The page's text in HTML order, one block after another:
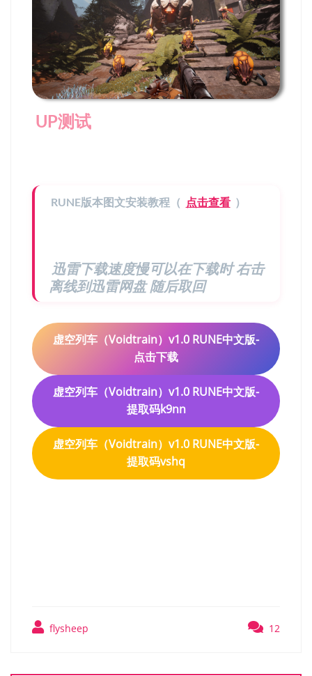
UP测试
RUNE版本图文安装教程（ 点击查看 ）
迅雷下载速度慢可以在下载时 右击
离线到迅雷网盘 随后取回
虚空列车（Voidtrain）v1.0 RUNE中文版-
点击下载
虚空列车（Voidtrain）v1.0 RUNE中文版-
提取码k9nn
虚空列车（Voidtrain）v1.0 RUNE中文版-
提取码vshq
flysheep 12